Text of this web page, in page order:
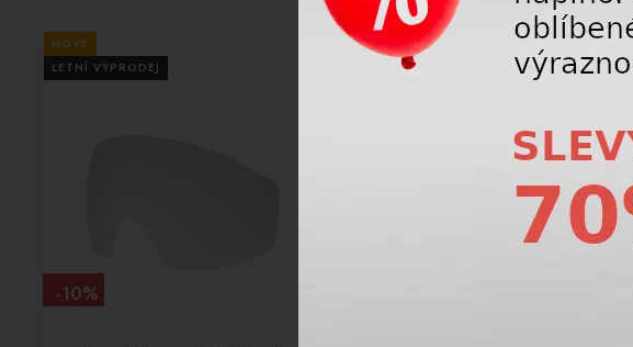
NOVÉ
LETNÍ VÝPRODEJ
-10%
NOVÉ
LETNÍ VÝPRODEJ